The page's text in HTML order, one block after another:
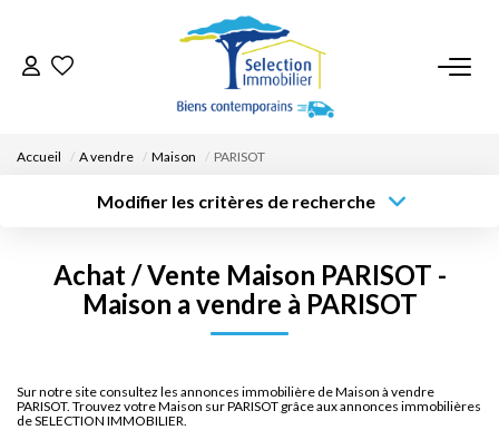
ACCUEIL
DÉPOSEZ VOTRE RECHERCHE
Accueil A vendre Maison PARISOT
Modifier les critères de recherche
Sélectionnez...
Type de bien
Surface min
Budget max
Achat / Vente Maison PARISOT -
Maison a vendre à PARISOT
Sur notre site consultez les annonces immobilière de Maison à vendre
PARISOT. Trouvez votre Maison sur PARISOT grâce aux annonces immobilières
de SELECTION IMMOBILIER.